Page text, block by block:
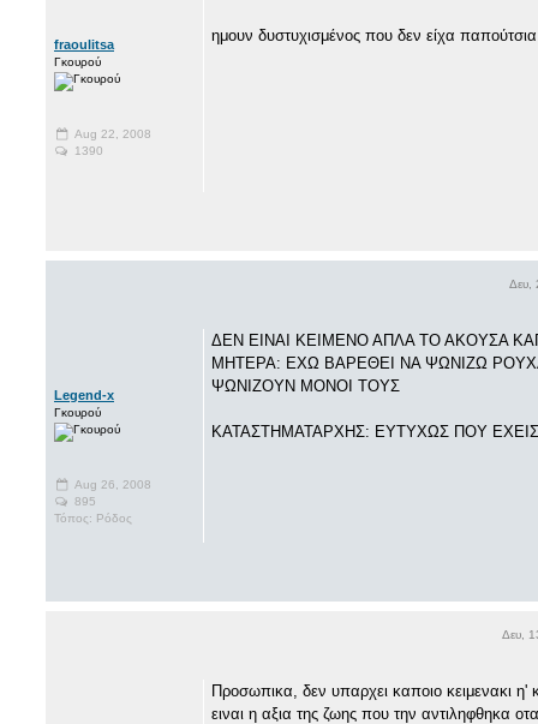
fraoulitsa
Γκουρού
Aug 22, 2008
1390
ημουν δυστυχισμένος που δεν είχα
Δευ,
Legend-x
Γκουρού
Aug 26, 2008
895
Τόπος: Ρόδος
ΔΕΝ ΕΙΝΑΙ ΚΕΙΜΕΝΟ ΑΠΛΑ ΤΟ ΑΚΟΥΣΑ
ΜΗΤΕΡΑ: ΕΧΩ ΒΑΡΕΘΕΙ ΝΑ ΨΩΝΙΖΩ
ΨΩΝΙΖΟΥΝ ΜΟΝΟΙ ΤΟΥΣ
ΚΑΤΑΣΤHΜΑΤΑΡΧΗΣ: ΕΥΤΥΧΩΣ ΠΟΥ
Δευ,
Προσωπικα, δεν υπαρχει καποιο κειμενακι η'
ειναι η αξια της ζωης που την αντιληφθηκα